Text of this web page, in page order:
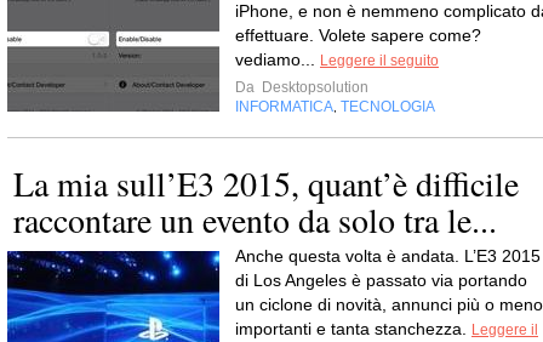
iPhone, e non è nemmeno complicato
effettuare. Volete sapere come?
vediamo...
Leggere il seguito
Da Desktopsolution
INFORMATICA TECNOLOGIA
La mia sull’E3 2015, quant’è difficile
raccontare un evento da solo tra le...
Anche questa volta è andata. L’E3 2015
di Los Angeles è passato via portando
un ciclone di novità, annunci più o meno
importanti e tanta stanchezza.
Leggere il